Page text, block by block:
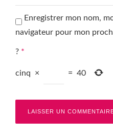
Enregistrer mon nom,
navigateur pour mon
? *
cinq × = 40